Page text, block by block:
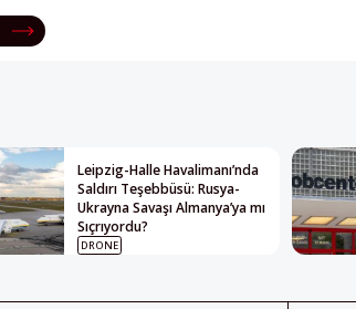
Leipzig-Halle Havalimanı’nda
Saldırı Teşebbüsü: Rusya-
Ukrayna Savaşı Almanya’ya mı
Sıçrıyordu?
DRONE